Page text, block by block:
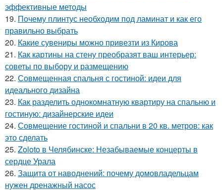
эффективные методы
19. Почему плинтус необходим под ламинат и как его
правильно выбрать
20. Какие сувениры можно привезти из Кирова
21. Как картины на стену преобразят ваш интерьер:
советы по выбору и размещению
22. Совмещенная спальня с гостиной: идеи для
идеального дизайна
23. Как разделить однокомнатную квартиру на спальню и
гостиную: дизайнерские идеи
24. Совмещение гостиной и спальни в 20 кв. метров: как
это сделать
25. Zoloto в Челябинске: Незабываемые концерты в
сердце Урала
26. Защита от наводнений: почему домовладельцам
нужен дренажный насос